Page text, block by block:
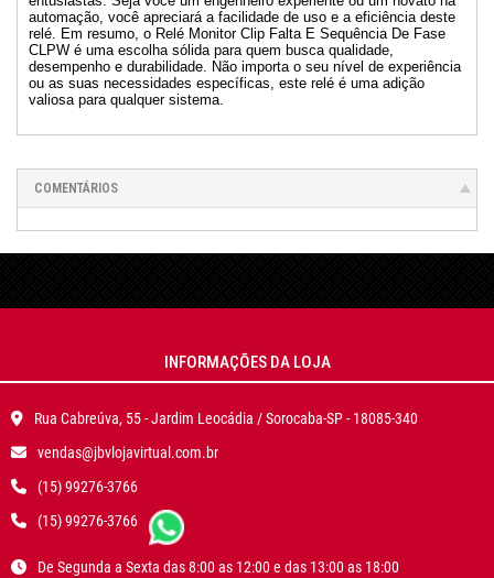
automação, você apreciará a facilidade de uso e a eficiência deste
relé. Em resumo, o Relé Monitor Clip Falta E Sequência De Fase
CLPW é uma escolha sólida para quem busca qualidade,
desempenho e durabilidade. Não importa o seu nível de experiência
ou as suas necessidades específicas, este relé é uma adição
valiosa para qualquer sistema.
COMENTÁRIOS
INFORMAÇÕES DA LOJA
Rua Cabreúva, 55 - Jardim Leocádia / Sorocaba-SP - 18085-340
vendas@jbvlojavirtual.com.br
(15) 99276-3766
(15) 99276-3766
De Segunda a Sexta das 8:00 as 12:00 e das 13:00 as 18:00